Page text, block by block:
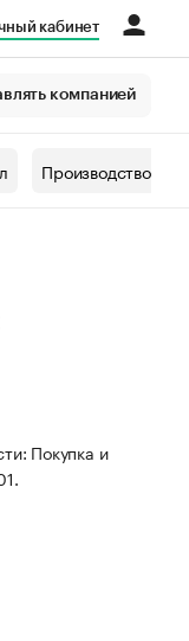
кабинет
компанией
Производство
Покупка и